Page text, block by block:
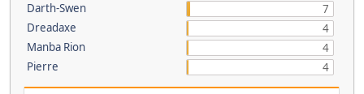
Darth-Swen
7
Dreadaxe
4
Manba Rion
4
Pierre
4